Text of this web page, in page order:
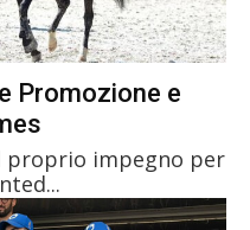
Promozione e
proprio impegno per